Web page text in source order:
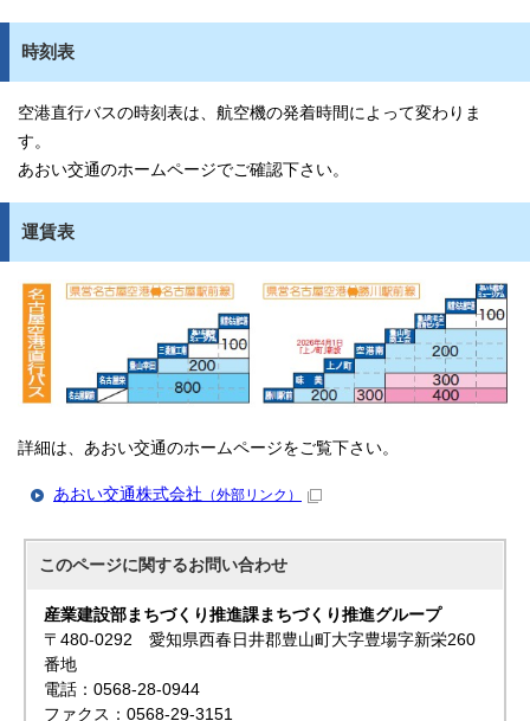
時刻表
空港直行バスの時刻表は、航空機の発着時間によって変わりま
す。
あおい交通のホームページでご確認下さい。
運賃表
詳細は、あおい交通のホームページをご覧下さい。
あおい交通株式会社 （外部リンク）
このページに関するお問い合わせ
産業建設部まちづくり推進課まちづくり推進グループ
〒480-0292 愛知県西春日井郡豊山町大字豊場字新栄260
番地
電話：0568-28-0944
ファクス：0568-29-3151